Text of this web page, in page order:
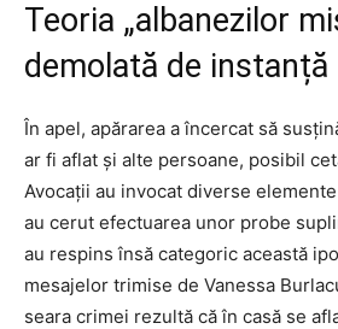
Teoria „albanezilor
demolată de instanță
În apel, apărarea a încercat să
ar fi aflat și alte persoane, posibil
Avocații au invocat diverse
au cerut efectuarea unor probe
au respins însă categoric această
mesajelor trimise de Vanessa
seara crimei rezultă că în casă se